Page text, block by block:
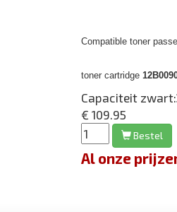
Compatible toner
toner cartridge
Capaciteit zwart:
€ 109.95
Bestel
Al onze